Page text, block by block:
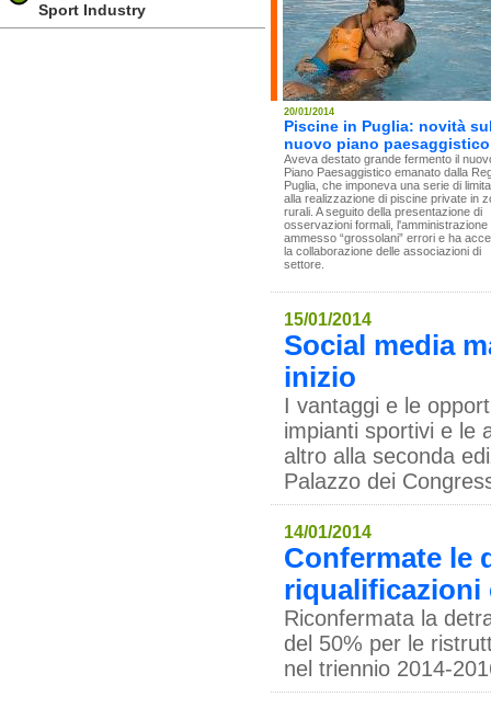
Sport Industry
20/01/2014
Piscine in Puglia: novità
nuovo piano paesaggistico
Aveva destato grande fermento il
Piano Paesaggistico emanato dalla
Puglia, che imponeva una serie di
alla realizzazione di piscine private in
rurali. A seguito della presentazione di
osservazioni formali, l'amministrazione
ammesso “grossolani” errori e ha
la collaborazione delle associazioni di
settore.
15/01/2014
Social media
inizio
I vantaggi e le
impianti sportivi e le
altro alla seconda
Palazzo dei
14/01/2014
Confermate le
riqualificazioni
Riconfermata la
del 50% per le
nel triennio 2014-